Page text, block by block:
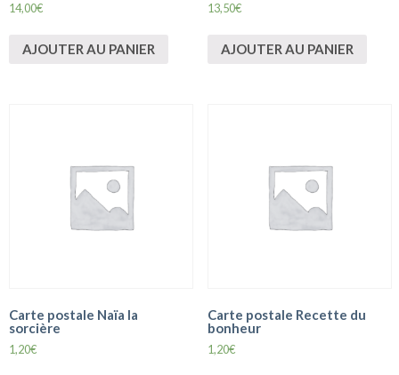
14,00€
AJOUTER AU PANIER
13,50€
AJOUTER AU PANIER
Carte postale Naïa la
sorcière
1,20€
Carte postale Recette du
bonheur
1,20€